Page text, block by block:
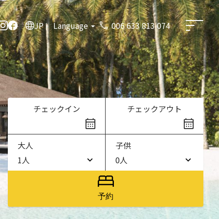
JP Language 006 633 813 074
チェックイン チェックアウト
大人
1人
1人
3人
子供
0人
0人
2人
予約